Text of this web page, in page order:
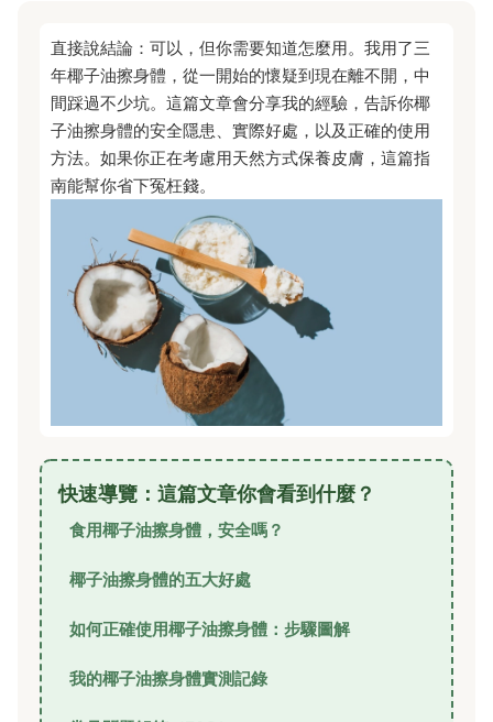
直接說結論：可以，但你需要知道怎麼用。我用了三
年椰子油擦身體，從一開始的懷疑到現在離不開，中
間踩過不少坑。這篇文章會分享我的經驗，告訴你椰
子油擦身體的安全隱患、實際好處，以及正確的使用
方法。如果你正在考慮用天然方式保養皮膚，這篇指
南能幫你省下冤枉錢。
快速導覽：這篇文章你會看到什麼？
食用椰子油擦身體，安全嗎？
椰子油擦身體的五大好處
如何正確使用椰子油擦身體：步驟圖解
我的椰子油擦身體實測記錄